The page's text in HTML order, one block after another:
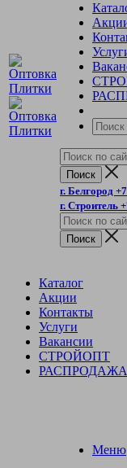
г. Белгород
г. Строитель
Каталог
Акции
Контакты
Услуги
Вакансии
СТРОЙОПТ
РАСПРОДАЖА
Меню